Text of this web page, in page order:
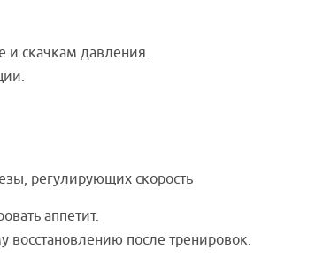
и скачкам давления.
регулирующих скорость
аппетит.
восстановлению после тренировок.